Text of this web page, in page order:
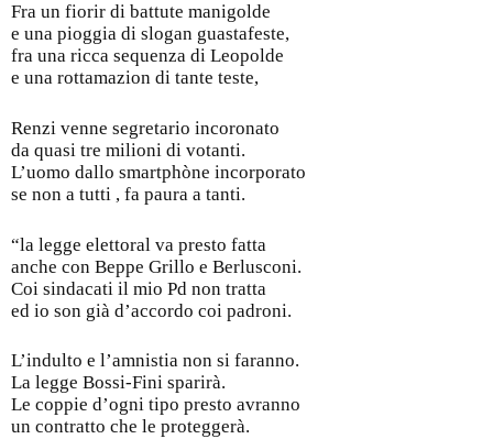
Fra un fiorir di battute manigolde
e una pioggia di slogan guastafeste,
fra una ricca sequenza di Leopolde
e una rottamazion di tante teste,
Renzi venne segretario incoronato
da quasi tre milioni di votanti.
L’uomo dallo smartphòne incorporato
se non a tutti , fa paura a tanti.
“la legge elettoral va presto fatta
anche con Beppe Grillo e Berlusconi.
Coi sindacati il mio Pd non tratta
ed io son già d’accordo coi padroni.
L’indulto e l’amnistia non si faranno.
La legge Bossi-Fini sparirà.
Le coppie d’ogni tipo presto avranno
un contratto che le proteggerà.